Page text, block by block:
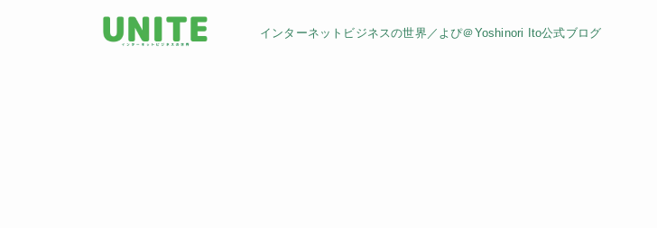
インターネットビジネスの世界／よぴ＠Yoshinori Ito公式ブログ